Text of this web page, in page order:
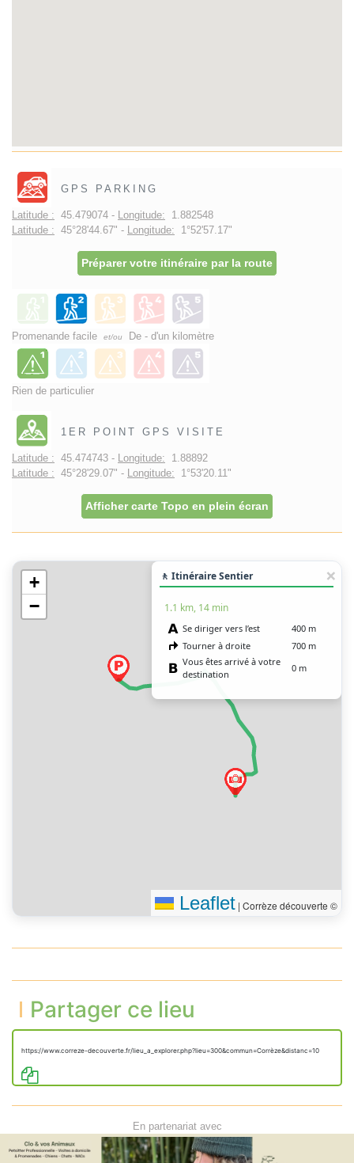
GPS PARKING
Latitude : 45.479074 - Longitude: 1.882548
Latitude : 45°28'44.67" - Longitude: 1°52'57.17"
Préparer votre itinéraire par la route
Promenande facile et/ou De - d'un kilomètre
Rien de particulier
1ER POINT GPS VISITE
Latitude : 45.474743 - Longitude: 1.88892
Latitude : 45°28'29.07" - Longitude: 1°53'20.11"
Afficher carte Topo en plein écran
+
−
🚶 Itinéraire Sentier
1.1 km, 14 min
Se diriger vers l’est
400 m
Tourner à droite
700 m
Vous êtes arrivé à votre
destination
0 m
Leaflet | Corrèze découverte ©
Partager ce lieu
https://www.correze-decouverte.fr/lieu_a_explorer.php?lieu=300&commun=Corrèze&distanc=10
En partenariat avec